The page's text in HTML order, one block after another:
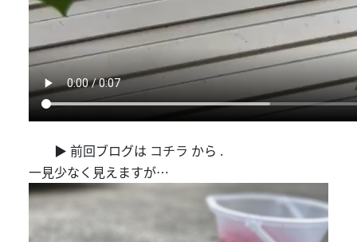
▶ 前回ブログは コチラ から .
一見少なく見えますが…